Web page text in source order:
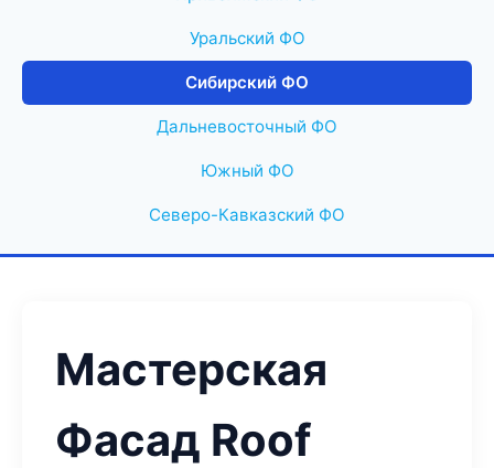
Уральский ФО
Сибирский ФО
Дальневосточный ФО
Южный ФО
Северо-Кавказский ФО
Мастерская
Фасад Roof